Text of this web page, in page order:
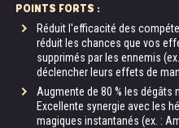
POINTS FORTS :
Réduit l'efficacité des
réduit les chances que vos
supprimés par les ennemis
déclencher leurs effets de
Augmente de 80 % les dégâts
Excellente synergie avec les
magiques instantanés (ex. :